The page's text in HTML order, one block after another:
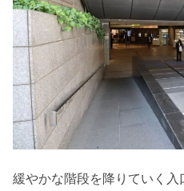
緩やかな階段を降りていく